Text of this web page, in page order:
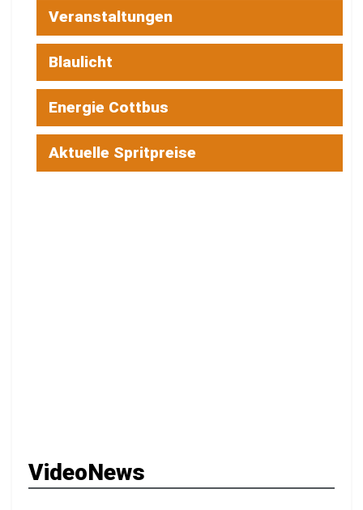
Veranstaltungen
Blaulicht
Energie Cottbus
Aktuelle Spritpreise
VideoNews